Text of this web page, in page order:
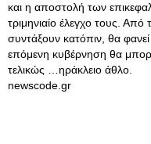
και η αποστολή των
τριμηνιαίο έλεγχο τους.
συντάξουν κατόπιν, θα
επόμενη κυβέρνηση θα
τελικώς …ηράκλειο άθλο.
newscode.gr